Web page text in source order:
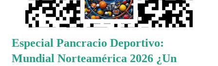
Especial Pancracio Deportivo:
Mundial Norteamérica 2026 ¿Un